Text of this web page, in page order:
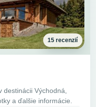
15 recenzií
destinácii Východná,
a ďalšie informácie.